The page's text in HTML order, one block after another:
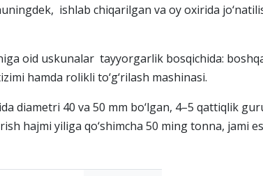
ishlab chiqarilgan va oy oxirida
oid uskunalar tayyorgarlik bosqichida:
hamda rolikli to‘g‘rilash mashinasi.
diametri 40 va 50 mm bo‘lgan, 4–5 qattiqlik
hajmi yiliga qo‘shimcha 50 ming tonna, jami